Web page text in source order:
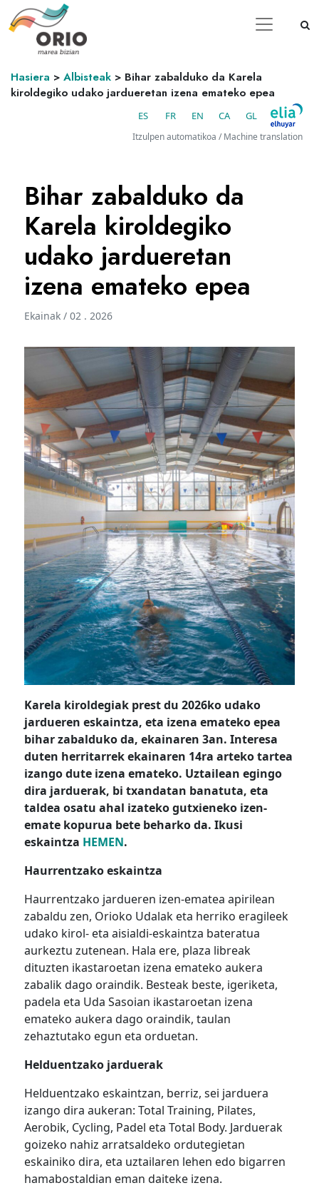
Hasiera > Albisteak > Bihar zabalduko da Karela
kiroldegiko udako jardueretan izena emateko epea
ES FR EN CA GL
Itzulpen automatikoa / Machine translation
Bihar zabalduko da
Karela kiroldegiko
udako jardueretan
izena emateko epea
Ekainak / 02 . 2026
Karela kiroldegiak prest du 2026ko udako
jardueren eskaintza, eta izena emateko epea
bihar zabalduko da, ekainaren 3an. Interesa
duten herritarrek ekainaren 14ra arteko tartea
izango dute izena emateko. Uztailean egingo
dira jarduerak, bi txandatan banatuta, eta
taldea osatu ahal izateko gutxieneko izen-
emate kopurua bete beharko da. Ikusi
eskaintza HEMEN.
Haurrentzako eskaintza
Haurrentzako jardueren izen-ematea apirilean
zabaldu zen, Orioko Udalak eta herriko eragileek
udako kirol- eta aisialdi-eskaintza bateratua
aurkeztu zutenean. Hala ere, plaza libreak
dituzten ikastaroetan izena emateko aukera
zabalik dago oraindik. Besteak beste, igeriketa,
padela eta Uda Sasoian ikastaroetan izena
emateko aukera dago oraindik, taulan
zehaztutako egun eta orduetan.
Helduentzako jarduerak
Helduentzako eskaintzan, berriz, sei jarduera
izango dira aukeran: Total Training, Pilates,
Aerobik, Cycling, Padel eta Total Body. Jarduerak
goizeko nahiz arratsaldeko ordutegietan
eskainiko dira, eta uztailaren lehen edo bigarren
hamabostaldian eman daiteke izena.